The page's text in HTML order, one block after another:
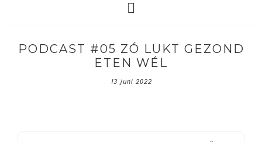
PODCAST #05 ZÓ LUKT GEZOND
ETEN WÉL
13 juni 2022